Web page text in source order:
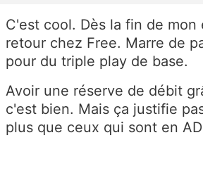
C'est cool. Dès la fin de mon
retour chez Free. Marre de
pour du triple play de base.
Avoir une réserve de débit
c'est bien. Mais ça justifie
plus que ceux qui sont en